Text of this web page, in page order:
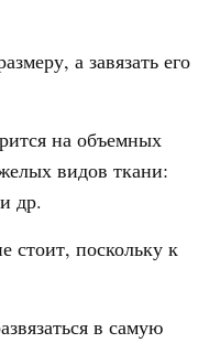
а завязать его
на объемных
видов ткани:
др.
стоит, поскольку к
в самую